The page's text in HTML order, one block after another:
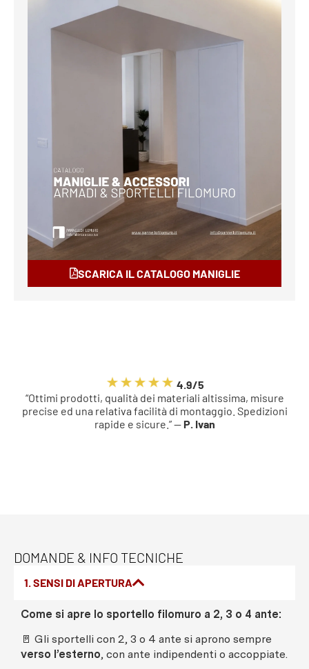
SCARICA IL CATALOGO MANIGLIE
4.9/5
“Ottimi prodotti, qualità dei materiali altissima, misure
precise ed una relativa facilità di montaggio. Spedizioni
rapide e sicure.” — P. Ivan
DOMANDE & INFO TECNICHE
1. SENSI DI APERTURA
Come si apre lo sportello filomuro a 2, 3 o 4 ante:
🚪 Gli sportelli con 2, 3 o 4 ante si aprono sempre
verso l’esterno, con ante indipendenti o accoppiate.